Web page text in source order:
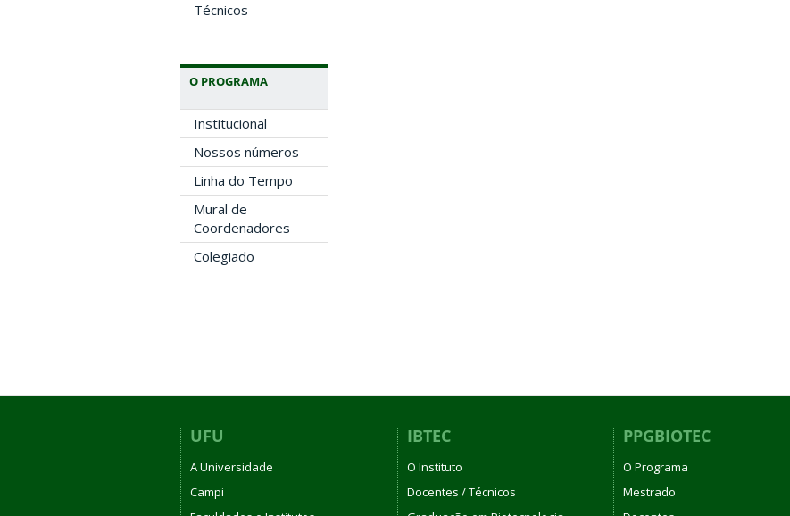
Técnicos
O PROGRAMA
Institucional
Nossos números
Linha do Tempo
Mural de
Coordenadores
Colegiado
UFU
A Universidade
Campi
IBTEC
O Instituto
Docentes / Técnicos
PPGBIOTEC
O Programa
Mestrado